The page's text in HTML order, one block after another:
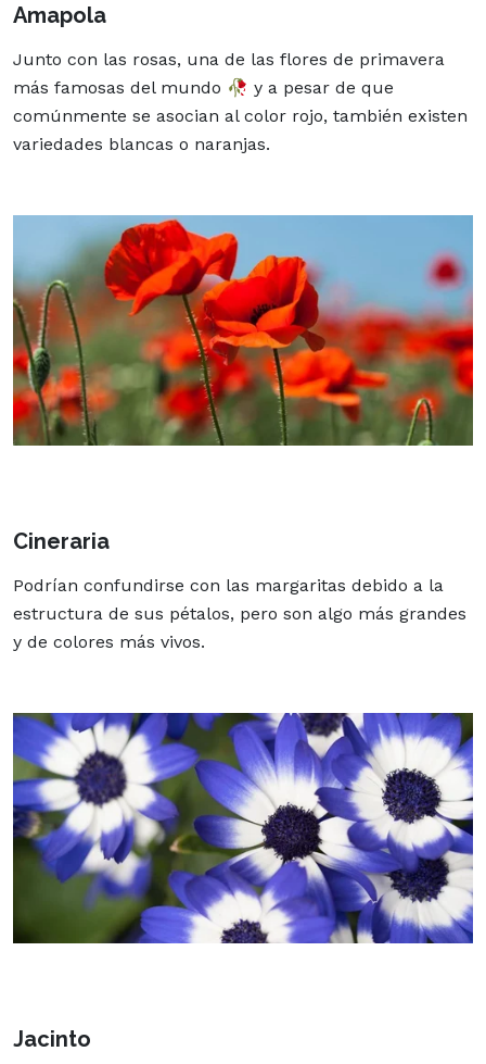
Amapola
Junto con las rosas, una de las flores de primavera
más famosas del mundo 🥀 y a pesar de que
comúnmente se asocian al color rojo, también existen
variedades blancas o naranjas.
Cineraria
Podrían confundirse con las margaritas debido a la
estructura de sus pétalos, pero son algo más grandes
y de colores más vivos.
Jacinto